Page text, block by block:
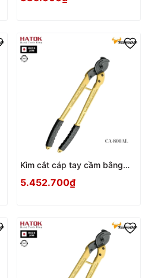
Kìm cắt cáp tay cầm bằng
800AL Nhật Bản
5.452.700₫